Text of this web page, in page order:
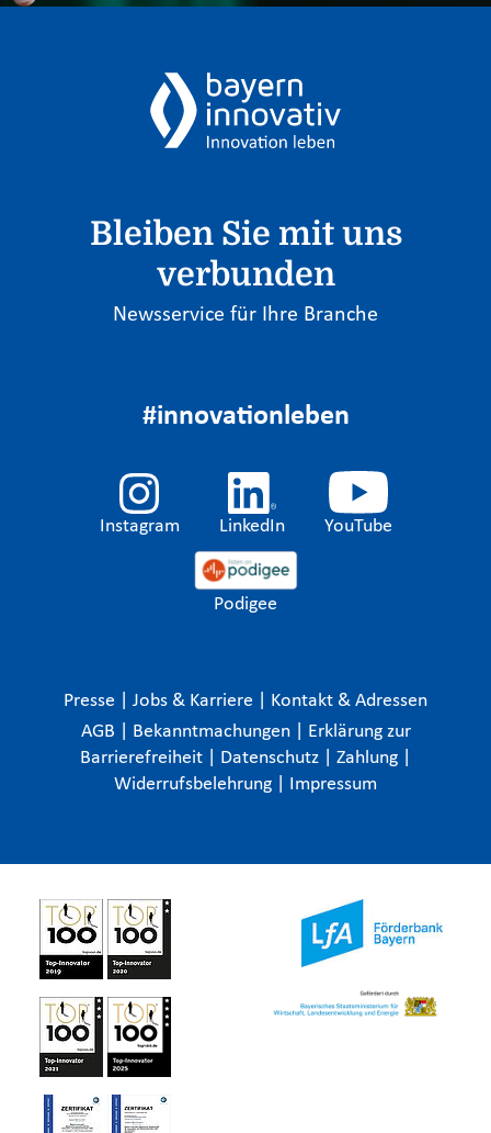
Bleiben Sie mit uns
verbunden
Newsservice für Ihre Branche
#innovationleben
Instagram LinkedIn YouTube
Podigee
Presse Jobs & Karriere
Kontakt & Adressen
AGB
Bekanntmachungen
Erklärung zur
Barrierefreiheit
Datenschutz Zahlung
Widerrufsbelehrung
Impressum